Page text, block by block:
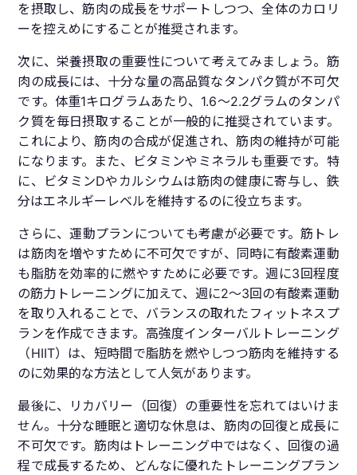
を摂取し、筋肉の成長をサポートしつつ、全体のカロリ
ーを控えめにすることが推奨されます。
次に、栄養摂取の重要性について考えてみましょう。筋
肉の成長には、十分な量の高品質なタンパク質が不可欠
です。体重1キログラムあたり、1.6～2.2グラムのタンパ
ク質を毎日摂取することが一般的に推奨されています。
これにより、筋肉の合成が促進され、筋肉の維持が可能
になります。また、ビタミンやミネラルも重要です。特
に、ビタミンDやカルシウムは筋肉の健康に寄与し、鉄
分はエネルギーレベルを維持するのに役立ちます。
さらに、運動プランについても考慮が必要です。筋トレ
は筋肉を増やすために不可欠ですが、同時に有酸素運動
も脂肪を効率的に燃やすために必要です。週に3回程度
の筋力トレーニングに加えて、週に2～3回の有酸素運動
を取り入れることで、バランスの取れたフィットネスプ
ランを作成できます。高強度インターバルトレーニング
（HIIT）は、短時間で脂肪を燃やしつつ筋肉を維持する
のに効果的な方法として人気があります。
最後に、リカバリー（回復）の重要性を忘れてはいけま
せん。十分な睡眠と適切な休息は、筋肉の回復と成長に
不可欠です。筋肉はトレーニング中ではなく、回復の過
程で成長するため、どんなに優れたトレーニングプラン